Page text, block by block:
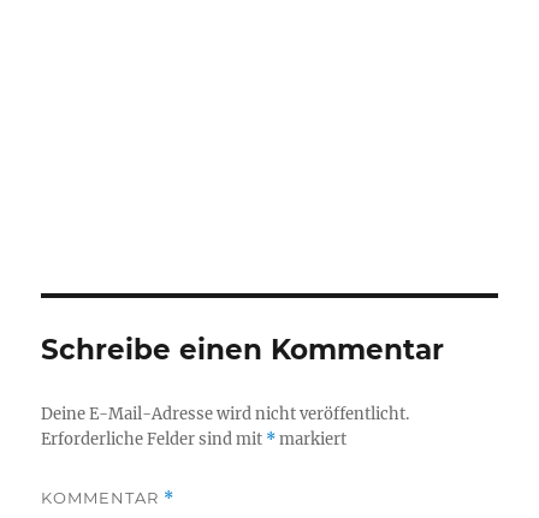
Schreibe einen Kommentar
Deine E-Mail-Adresse wird nicht veröffentlicht.
Erforderliche Felder sind mit *markiert
KOMMENTAR *